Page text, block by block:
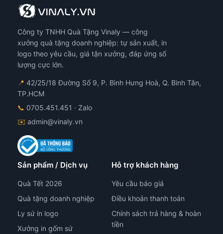
Công ty TNHH Quà Tặng Vinaly — công
xưởng quà tặng doanh nghiệp: tự sản xuất, in
logo theo yêu cầu, giá tận xưởng, đáp ứng số
lượng cực lớn.
📍 42/25/18 Đường Số 9, P. Bình Hưng Hoà, Q. Bình Tân,
TP.HCM
📞 0705.451.451 · Zalo
✉️ admin@vinaly.vn
Sản phẩm / Dịch vụ
Quà Tết 2026
Quà tặng doanh nghiệp
Ly sứ in logo
Xưởng in gốm sứ
Hỗ trợ khách hàng
Yêu cầu báo giá
Điều khoản thanh toán
Chính sách trả hàng & hoàn
tiền